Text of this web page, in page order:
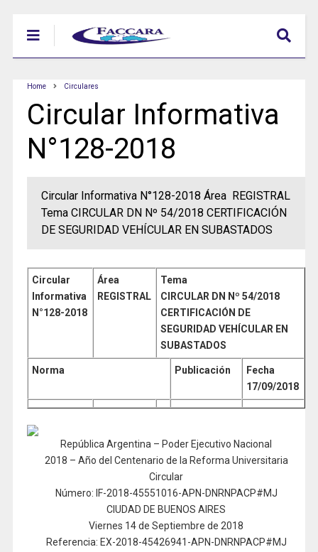
Home Circulares
Circular Informativa
N°128-2018
Circular Informativa N°128-2018 Área REGISTRAL
Tema CIRCULAR DN Nº 54/2018 CERTIFICACIÓN
DE SEGURIDAD VEHÍCULAR EN SUBASTADOS
Circular
Informativa
N°128-2018
Área
REGISTRAL
Tema
CIRCULAR DN Nº 54/2018
CERTIFICACIÓN DE
SEGURIDAD VEHÍCULAR EN
SUBASTADOS
Norma Publicación
Fecha
17/09/2018
República Argentina – Poder Ejecutivo Nacional
2018 – Año del Centenario de la Reforma Universitaria
Circular
Número: IF-2018-45551016-APN-DNRNPACP#MJ
CIUDAD DE BUENOS AIRES
Viernes 14 de Septiembre de 2018
Referencia: EX-2018-45426941-APN-DNRNPACP#MJ